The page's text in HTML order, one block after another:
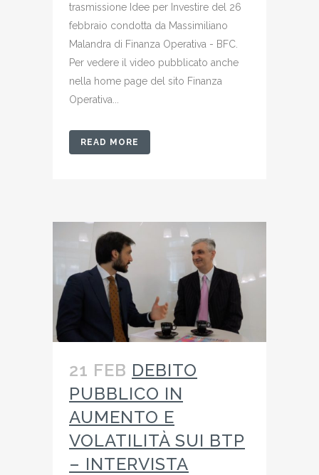
trasmissione Idee per Investire del 26
febbraio condotta da Massimiliano
Malandra di Finanza Operativa - BFC.
Per vedere il video pubblicato anche
nella home page del sito Finanza
Operativa...
READ MORE
21 FEB DEBITO
PUBBLICO IN
AUMENTO E
VOLATILITÀ SUI BTP
– INTERVISTA